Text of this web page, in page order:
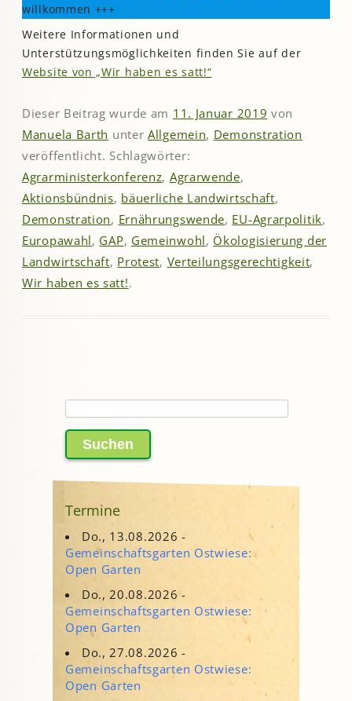
willkommen +++
Weitere Informationen und
Unterstützungsmöglichkeiten finden Sie auf der
Website von „Wir haben es satt!“
Dieser Beitrag wurde am 11. Januar 2019 von
Manuela Barth unterAllgemein, Demonstration
veröffentlicht. Schlagwörter:
Agrarministerkonferenz, Agrarwende,
Aktionsbündnis, bäuerliche Landwirtschaft,
Demonstration, Ernährungswende, EU-Agrarpolitik,
Europawahl, GAP, Gemeinwohl, Ökologisierung der
Landwirtschaft, Protest, Verteilungsgerechtigkeit,
Wir haben es satt!.
nach:
Termine
Do., 13.08.2026 -
Gemeinschaftsgarten Ostwiese:
Open Garten
Do., 20.08.2026 -
Gemeinschaftsgarten Ostwiese:
Open Garten
Do., 27.08.2026 -
Gemeinschaftsgarten Ostwiese:
Open Garten